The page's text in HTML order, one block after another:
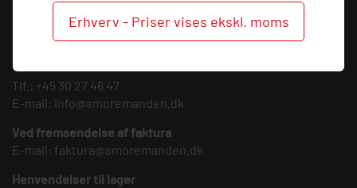
Erhverv - Priser vises ekskl. moms
Smøremanden A/S
CVR: 39683717
Søndergården 3
Tlf.: +45 30 27 46 47
E-mail: info@smoremanden.dk
Ved fremsendelse af faktura
E-mail: faktura@smoremanden.dk
Henvendelser til lager